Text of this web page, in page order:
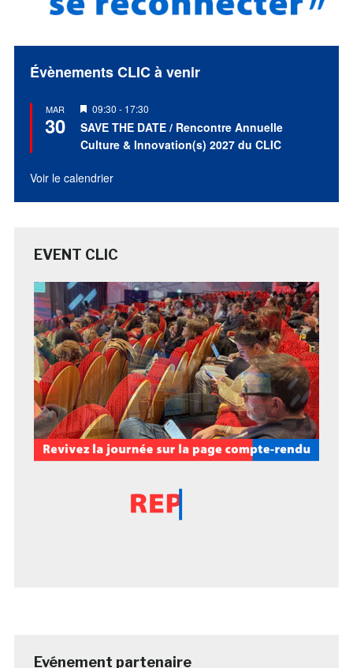
Évènements CLIC à venir
MAR
30
Mis
en
avant
09:30 - 17:30
SAVE THE DATE / Rencontre Annuelle
Culture & Innovation(s) 2027 du CLIC
Voir le calendrier
EVENT CLIC
Evénement partenaire